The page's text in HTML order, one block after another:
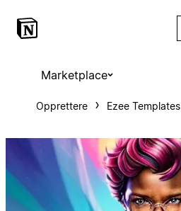
Marketplace
Opprettere Ezee Templates